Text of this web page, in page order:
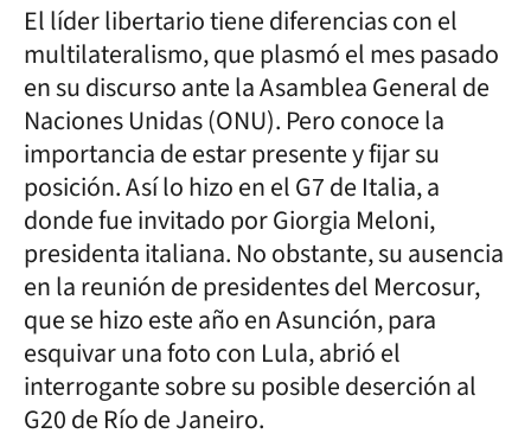
El líder libertario tiene diferencias con el
multilateralismo, que plasmó el mes pasado
en su discurso ante la Asamblea General de
Naciones Unidas (ONU). Pero conoce la
importancia de estar presente y fijar su
posición. Así lo hizo en el G7 de Italia, a
donde fue invitado por Giorgia Meloni,
presidenta italiana. No obstante, su ausencia
en la reunión de presidentes del Mercosur,
que se hizo este año en Asunción, para
esquivar una foto con Lula, abrió el
interrogante sobre su posible deserción al
G20 de Río de Janeiro.